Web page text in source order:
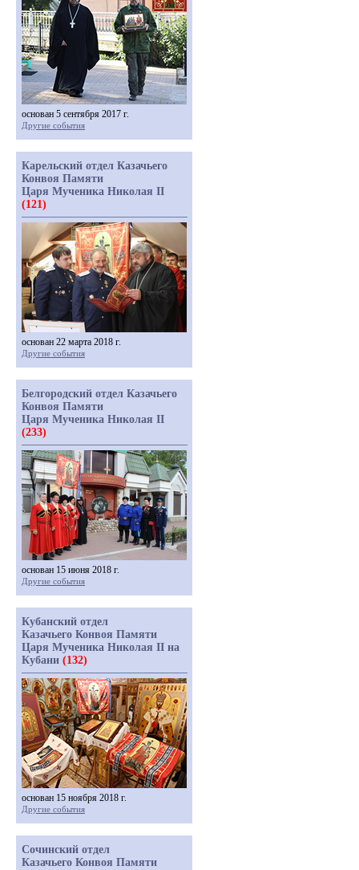
основан 5 сентября 2017 г.
Другие события
Карельский отдел Казачьего
Конвоя Памяти
Царя Мученика Николая II
(121)
основан 22 марта 2018 г.
Другие события
Белгородский отдел Казачьего
Конвоя Памяти
Царя Мученика Николая II
(233)
основан 15 июня 2018 г.
Другие события
Кубанский отдел
Казачьего Конвоя Памяти
Царя Мученика Николая II на
Кубани (132)
основан 15 ноября 2018 г.
Другие события
Сочинский отдел
Казачьего Конвоя Памяти